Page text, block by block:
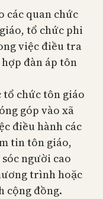
các quan chức
tổ chức phi
việc điều tra
đàn áp tôn
tổ chức tôn giáo
góp vào xã
điều hành các
tin tôn giáo,
người cao
trình hoặc
cộng đồng.